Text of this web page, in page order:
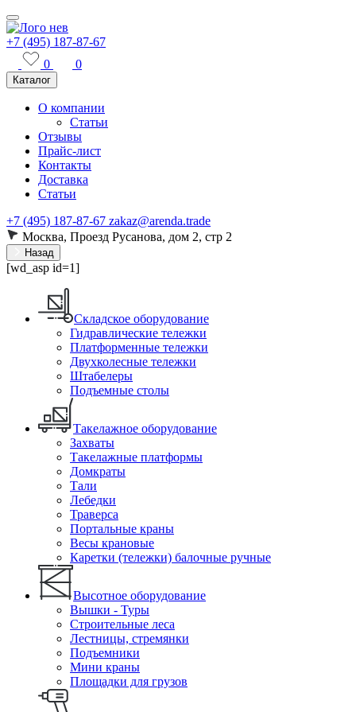
+7 (495) 187-87-67
0
0
Каталог
О компании
Статьи
Отзывы
Прайс-лист
Контакты
Доставка
Статьи
+7 (495) 187-87-67 zakaz@arenda.trade
Москва, Проезд Русанова, дом 2, стр 2
Назад
[wd_asp id=1]
Складское оборудование
Гидравлические тележки
Платформенные тележки
Двухколесные тележки
Штабелеры
Подъемные столы
Такелажное оборудование
Захваты
Такелажные платформы
Домкраты
Тали
Лебедки
Траверса
Портальные краны
Весы крановые
Каретки (тележки) балочные ручные
Высотное оборудование
Вышки - Туры
Строительные леса
Лестницы, стремянки
Подъемники
Мини краны
Площадки для грузов